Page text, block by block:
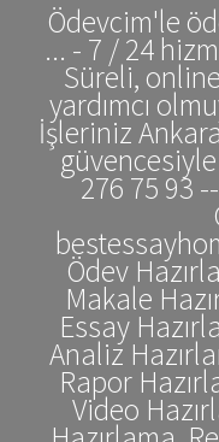
Ödevcim'le
... - 7 / 24
Süreli,
yardımcı
İşleriniz
276 75 93
Ödev
Makale
Essay
Analiz
Rapor
Video